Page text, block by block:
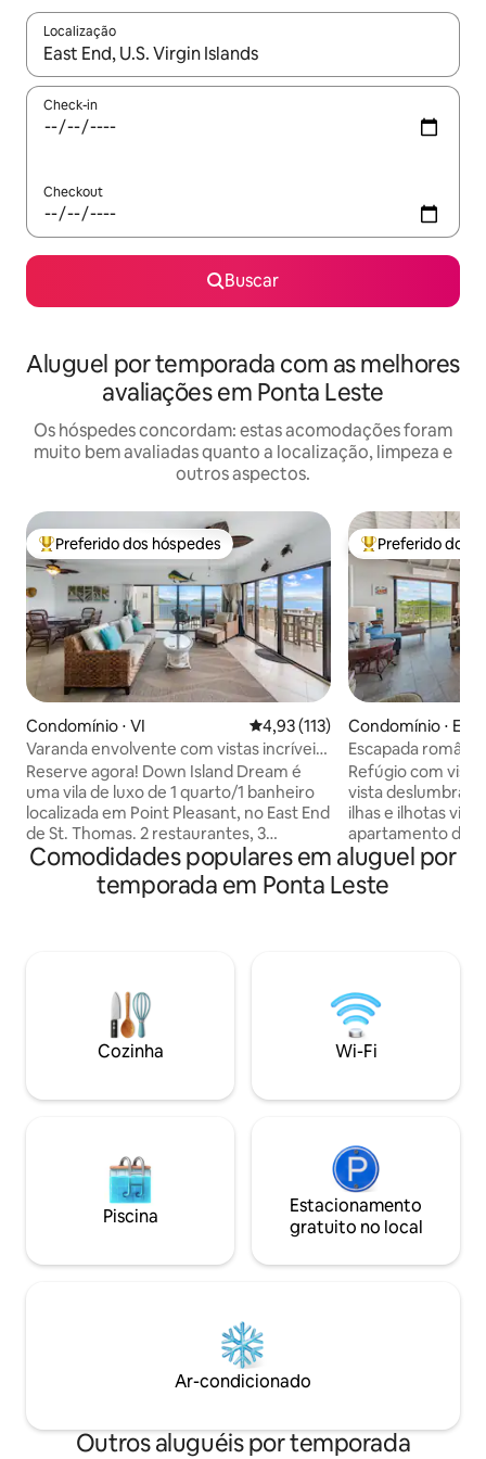
Localização
Quando os resultados estiverem disponíveis, explore-os
Check-in
Checkout
Buscar
Aluguel por temporada com as melhores
avaliações em Ponta Leste
Os hóspedes concordam: estas acomodações foram
muito bem avaliadas quanto a localização, limpeza e
outros aspectos.
Entre os melhores preferidos dos hóspedes
Preferido dos hóspedes
Condomínio ⋅ VI 4,93 de uma avaliação média de
4,93 (113)
Varanda envolvente com vistas incríveis!
Reformada!
Reserve agora! Down Island Dream é
uma vila de luxo de 1 quarto/1 banheiro
localizada em Point Pleasant, no East End
de St. Thomas. 2 restaurantes, 3
piscinas, trilha na natureza e pequena
praia intimista para desfrutar. Sua casa
de férias/a 5 minutos de Red Hook, com
praias de Lindquist e Coki. Vistas incríveis
e brisas refrescantes esperam por você
no Down Island Dream! Experimente
nosso lar longe de casa por uma semana
Entre os
Preferido dos
Condomínio ⋅
Escapada
Vistas incríveis!
Refúgio com vista
vista
ilhas e ilhotas
apartamento de
último andar,
Pleasant! Com
privativa e fácil
restaurantes,
serviço de
lo ao restaurante
praia intimista e
Comodidades populares em aluguel por
temporada em Ponta Leste
Cozinha Wi-Fi
Piscina
Estacionamento
gratuito no local
Ar-condicionado
Outros aluguéis por temporada